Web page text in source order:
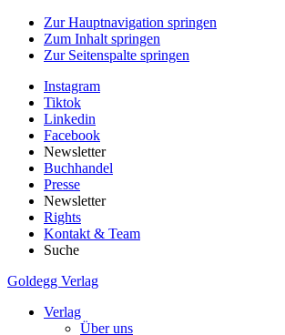
Zur Hauptnavigation springen
Zum Inhalt springen
Zur Seitenspalte springen
Instagram
Tiktok
Linkedin
Facebook
Newsletter
Buchhandel
Presse
Newsletter
Rights
Kontakt & Team
Suche
Goldegg Verlag
Verlag
Über uns